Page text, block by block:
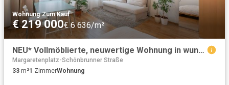
Wohnung·Zum Kauf
€ 219 000€ 6 636/m²
NEU* Vollmöblierte, neuwertige Wohnung in wunderschönem Altbau
Margaretenplatz-Schönbrunner Straße
33 m²1 ZimmerWohnung